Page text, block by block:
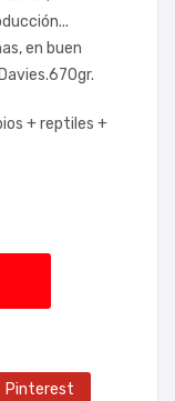
en buen
+reptiles +
Pinterest